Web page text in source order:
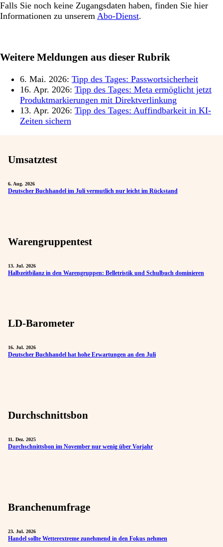
Falls Sie noch keine Zugangsdaten haben, finden Sie hier
Informationen zu unserem Abo-Dienst.
Weitere Meldungen aus dieser Rubrik
6. Mai. 2026: Tipp des Tages: Passwortsicherheit
16. Apr. 2026: Tipp des Tages: Meta ermöglicht jetzt
Produktmarkierungen mit Direktverlinkung
13. Apr. 2026: Tipp des Tages: Auffindbarkeit in KI-
Zeiten sichern
Umsatztest
6. Aug. 2026
Deutscher Buchhandel im Juli vermutlich nur leicht im Rückstand
Warengruppentest
13. Jul. 2026
Halbzeitbilanz in den Warengruppen: Belletristik und Schulbuch dominieren
LD-Barometer
16. Jul. 2026
Deutscher Buchhandel hat hohe Erwartungen an den Juli
Durchschnittsbon
11. Dez. 2025
Durchschnittsbon im November nur wenig über Vorjahr
Branchenumfrage
23. Jul. 2026
Handel sollte Wetterextreme zunehmend in den Fokus nehmen